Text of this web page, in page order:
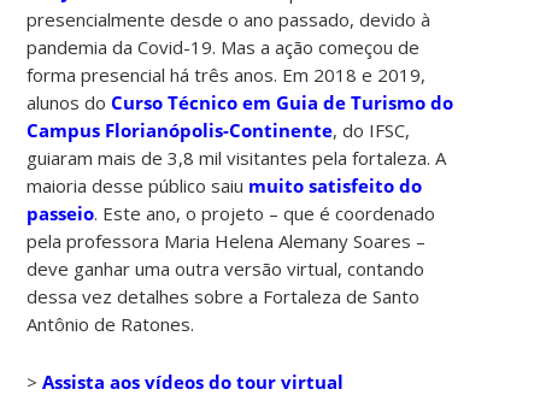
presencialmente desde o ano passado, devido à
pandemia da Covid-19. Mas a ação começou de
forma presencial há três anos. Em 2018 e 2019,
alunos doCurso Técnico em Guia de Turismo do
Campus Florianópolis-Continente, do IFSC,
guiaram mais de 3,8 mil visitantes pela fortaleza. A
maioria desse público saiu muito satisfeito do
passeio. Este ano, o projeto – que é coordenado
pela professora Maria Helena Alemany Soares –
deve ganhar uma outra versão virtual, contando
dessa vez detalhes sobre a Fortaleza de Santo
Antônio de Ratones.
>Assista aos vídeos do tour virtual